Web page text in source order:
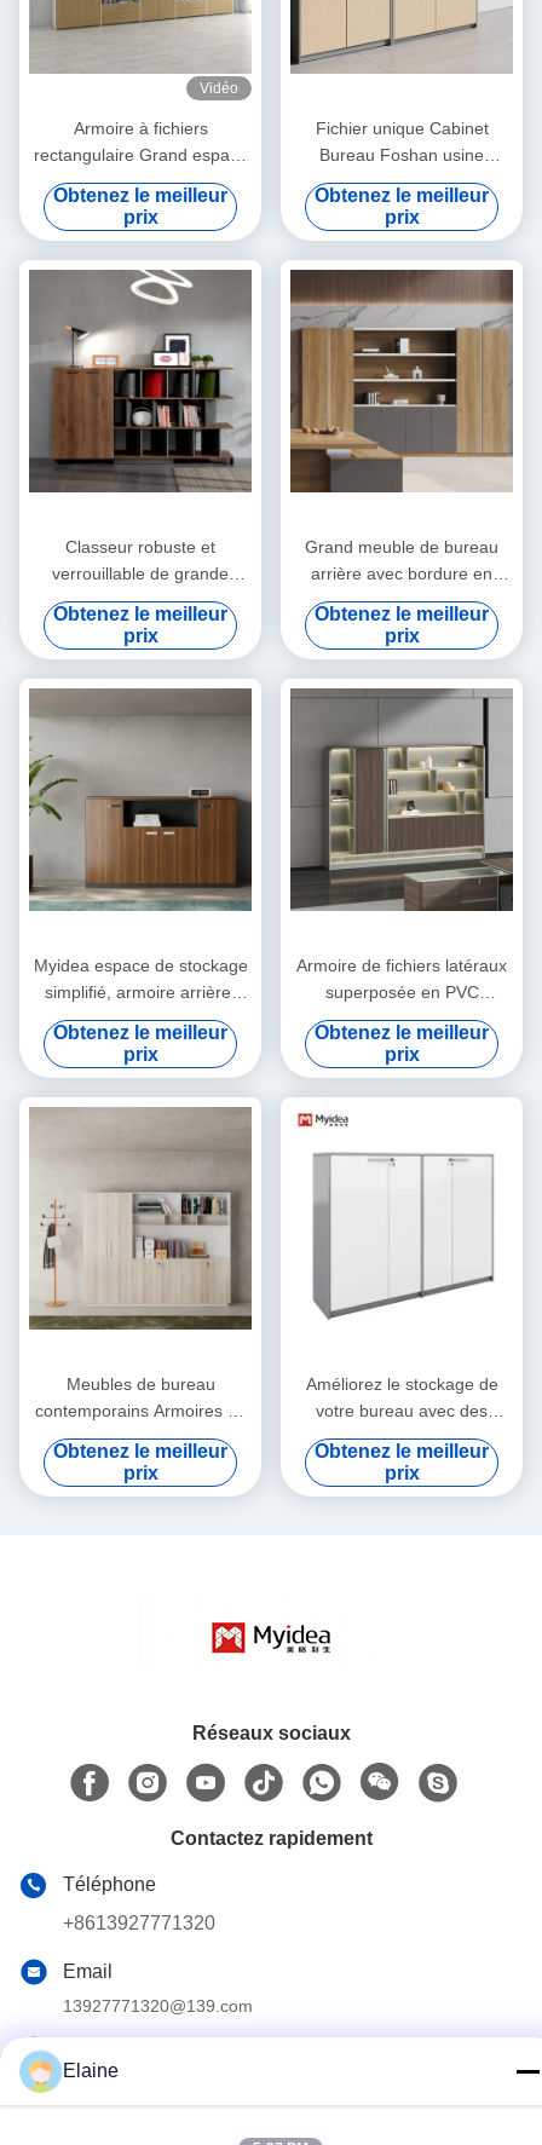
Vidéo
Armoire à fichiers
rectangulaire Grand espace
de stockage
Obtenez le meilleur
prix
Fichier unique Cabinet
Bureau Foshan usine
fourniture directe verrouiller
le cabinet avec une clé
Obtenez le meilleur
prix
Classeur robuste et
verrouillable de grande
capacité, Étagère de
rangement ouverte à
plusieurs niveaux, Armoire
de stockage de données de
Obtenez le meilleur
prix
Grand meuble de bureau
arrière avec bordure en
alliage d'aluminium,
présentoir de livres, meuble
de bureau arrière
indépendant
Obtenez le meilleur
prix
Myidea espace de stockage
simplifié, armoire arrière,
armoire de dossiers,
cloisons de plancher à
plafond, armoire basse de
bureau
Obtenez le meilleur
prix
Armoire de fichiers latéraux
superposée en PVC
intelligent Finition de
peinture en forme d'arc,
bande lumineuse LED à
contrôle vocal intégrée
Obtenez le meilleur
prix
Meubles de bureau
contemporains Armoires de
bureau en bois modernes
avec rangement
Obtenez le meilleur
prix
Améliorez le stockage de
votre bureau avec des
armoires en bois modernes
Obtenez le meilleur
prix
Réseaux sociaux
Contactez rapidement
Téléphone
+8613927771320
Email
13927771320@139.com
Édifice G, 2e étage, n° 6 avenue Qihang, ville de Jiujiang,
district de Nanhai, ville de Foshan, province du Guangdong,
Elaine